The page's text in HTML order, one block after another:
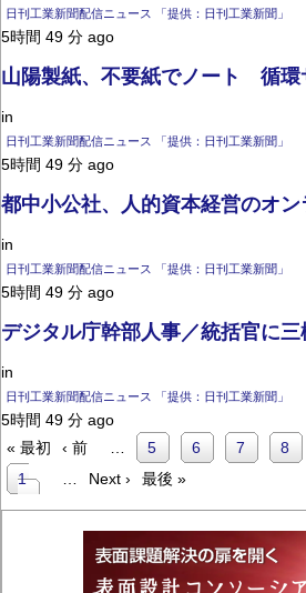
日刊工業新聞配信ニュース 「提供：日刊工業新聞」
5時間 49 分 ago
山陽製紙、不要紙でノート 循環
in
日刊工業新聞配信ニュース 「提供：日刊工業新聞」
5時間 49 分 ago
都中小公社、人的資本経営のオン
in
日刊工業新聞配信ニュース 「提供：日刊工業新聞」
5時間 49 分 ago
デジタル庁幹部人事／統括官に三
in
日刊工業新聞配信ニュース 「提供：日刊工業新聞」
5時間 49 分 ago
ペ
ー
先
頭
ペ
ー
ジ
« 最初
前
ペ
‹ 前 … Page
5 Page
6 Page
7 8
Page
1
3
…
次
ペ
Next ›
最
終
最後 »